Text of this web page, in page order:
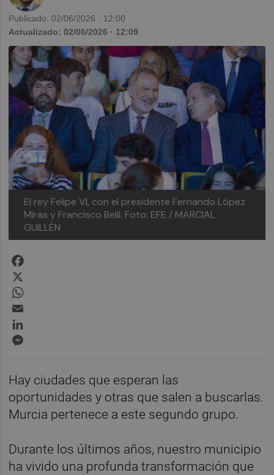
Publicado: 02/06/2026 · 12:00
Actualizado: 02/06/2026 · 12:09
El rey Felipe VI, con el presidente Fernando López
Miras y Francisco Belil. Foto: EFE / MARCIAL
GUILLÉN
Hay ciudades que esperan las
oportunidades y otras que salen a buscarlas.
Murcia pertenece a este segundo grupo.
Durante los últimos años, nuestro municipio
ha vivido una profunda transformación que